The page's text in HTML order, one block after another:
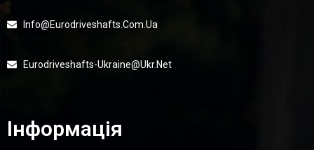
Info@eurodriveshafts.com.ua
Eurodriveshafts-Ukraine@ukr.net
Інформація